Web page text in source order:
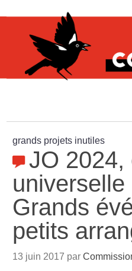
grands projets inutiles
JO 2024,
universelle
Grands
petits
13 juin 2017 par